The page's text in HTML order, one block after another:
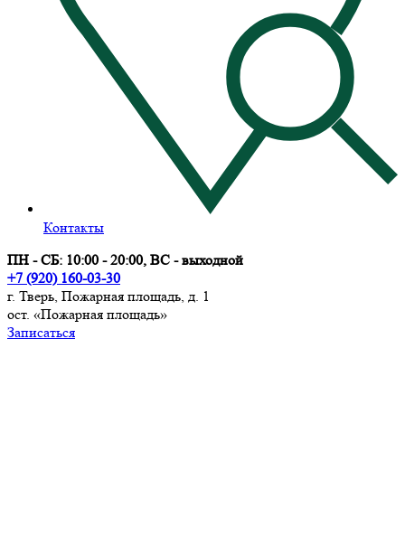
Контакты
ПН - СБ: 10:00 - 20:00, ВС - выходной
+7 (920) 160-03-30
г. Тверь, Пожарная площадь, д. 1
ост. «Пожарная площадь»
Записаться